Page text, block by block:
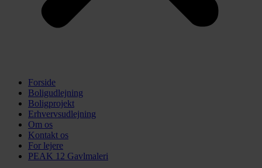
Forside
Boligudlejning
Boligprojekt
Erhvervsudlejning
Om os
Kontakt os
For lejere
PEAK 12 Gavlmaleri